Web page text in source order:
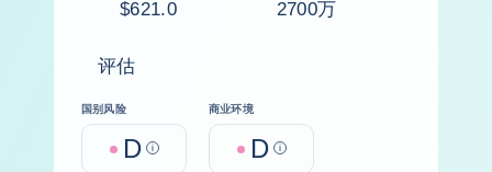
$621.0 2700万
评估
国别风险
D Help
商业环境
D Help